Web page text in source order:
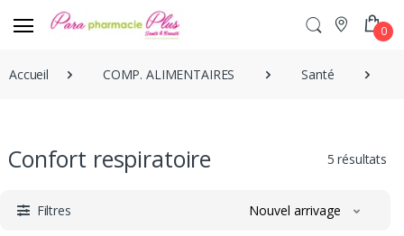
0
Accueil COMP. ALIMENTAIRES Santé
Confort respiratoire 5 résultats
Filtres Nouvel arrivage